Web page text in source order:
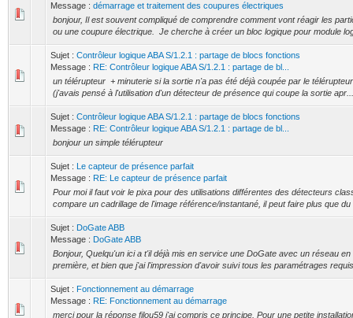
Message : démarrage et traitement des coupures électriques
bonjour, Il est souvent compliqué de comprendre comment vont réagir les
ou une coupure électrique. Je cherche à créer un bloc logique pour module
Sujet : Contrôleur logique ABA S/1.2.1 : partage de blocs fonctions
Message : RE: Contrôleur logique ABA S/1.2.1 : partage de bl...
un télérupteur + minuterie si la sortie n'a pas été déjà coupée par le
(j'avais pensé à l'utilisation d'un détecteur de présence qui coupe la sortie apr...
Sujet : Contrôleur logique ABA S/1.2.1 : partage de blocs fonctions
Message : RE: Contrôleur logique ABA S/1.2.1 : partage de bl...
bonjour un simple télérupteur
Sujet : Le capteur de présence parfait
Message : RE: Le capteur de présence parfait
Pour moi il faut voir le pixa pour des utilisations différentes des détecteurs
compare un cadrillage de l'image référence/instantané, il peut faire plus que du
Sujet : DoGate ABB
Message : DoGate ABB
Bonjour, Quelqu'un ici a t'il déjà mis en service une DoGate avec un réseau
première, et bien que j'ai l'impression d'avoir suivi tous les paramétrages
Sujet : Fonctionnement au démarrage
Message : RE: Fonctionnement au démarrage
merci pour la réponse filou59 j'ai compris ce principe. Pour une petite